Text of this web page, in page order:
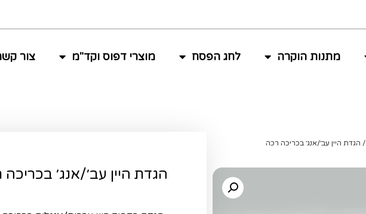
מתנות הוקרה לחג הפסח מוצרי דפוס וקד"מ צור
/ הגדת היין עב׳/אנג׳ בכריכה רכה
הגדת היין עב׳/אנג׳